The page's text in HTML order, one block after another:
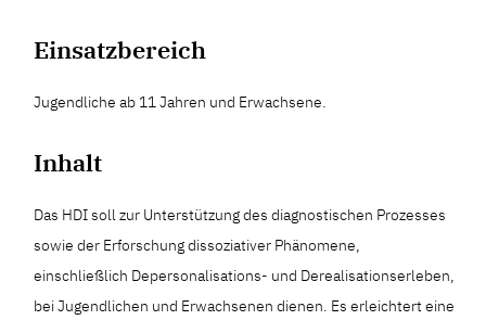
Einsatzbereich
Jugendliche ab 11 Jahren und Erwachsene.
Inhalt
Das HDI soll zur Unterstützung des diagnostischen Prozesses
sowie der Erforschung dissoziativer Phänomene,
einschließlich Depersonalisations- und Derealisationserleben,
bei Jugendlichen und Erwachsenen dienen. Es erleichtert eine